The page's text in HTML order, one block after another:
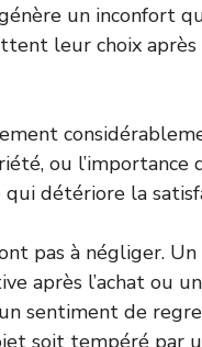
un inconfort
leur choix
ou
détériore la
pas à négliger.
après l’achat ou
sentiment de
soit tempéré par